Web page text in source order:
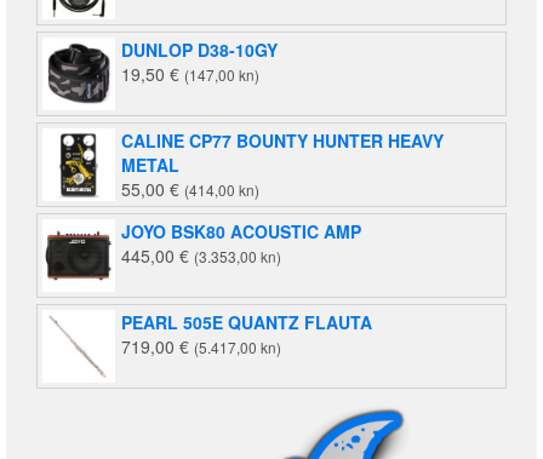
DUNLOP D38-10GY
19,50 € (147,00 kn)
CALINE CP77 BOUNTY HUNTER HEAVY
METAL
55,00 € (414,00 kn)
JOYO BSK80 ACOUSTIC AMP
445,00 € (3.353,00 kn)
PEARL 505E QUANTZ FLAUTA
719,00 € (5.417,00 kn)